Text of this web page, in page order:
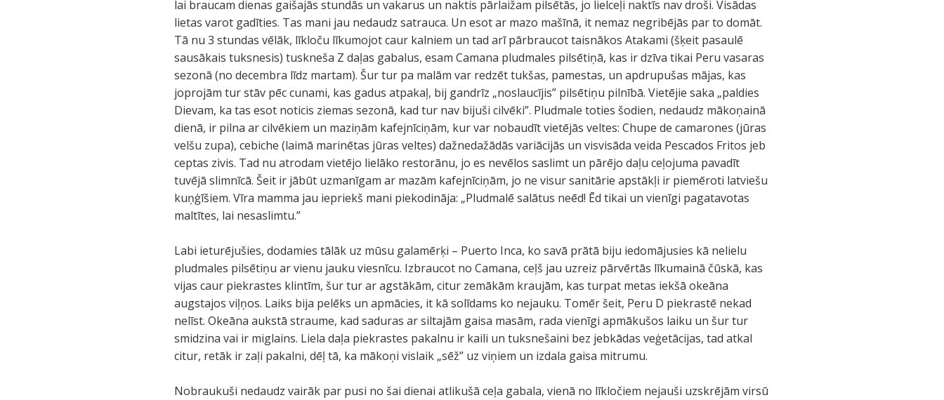
lai braucam dienas gaišajās stundās un vakarus un naktis pārlaižam pilsētās, jo lielceļi naktīs nav droši. Visādas
lietas varot gadīties. Tas mani jau nedaudz satrauca. Un esot ar mazo mašīnā, it nemaz negribējās par to domāt.
Tā nu 3 stundas vēlāk, līkloču līkumojot caur kalniem un tad arī pārbraucot taisnākos Atakami (šķeit pasaulē
sausākais tuksnesis) tuskneša Z daļas gabalus, esam Camana pludmales pilsētiņā, kas ir dzīva tikai Peru vasaras
sezonā (no decembra līdz martam). Šur tur pa malām var redzēt tukšas, pamestas, un apdrupušas mājas, kas
joprojām tur stāv pēc cunami, kas gadus atpakaļ, bij gandrīz „noslaucījis” pilsētiņu pilnībā. Vietējie saka „paldies
Dievam, ka tas esot noticis ziemas sezonā, kad tur nav bijuši cilvēki”. Pludmale toties šodien, nedaudz mākoņainā
dienā, ir pilna ar cilvēkiem un maziņām kafejnīciņām, kur var nobaudīt vietējās veltes: Chupe de camarones (jūras
velšu zupa), cebiche (laimā marinētas jūras veltes) dažnedažādās variācijās un visvisāda veida Pescados Fritos jeb
ceptas zivis. Tad nu atrodam vietējo lielāko restorānu, jo es nevēlos saslimt un pārējo daļu ceļojuma pavadīt
tuvējā slimnīcā. Šeit ir jābūt uzmanīgam ar mazām kafejnīciņām, jo ne visur sanitārie apstākļi ir piemēroti latviešu
kuņģīšiem. Vīra mamma jau iepriekš mani piekodināja: „Pludmalē salātus neēd! Ēd tikai un vienīgi pagatavotas
maltītes, lai nesaslimtu.”
Labi ieturējušies, dodamies tālāk uz mūsu galamērķi – Puerto Inca, ko savā prātā biju iedomājusies kā nelielu
pludmales pilsētiņu ar vienu jauku viesnīcu. Izbraucot no Camana, ceļš jau uzreiz pārvērtās līkumainā čūskā, kas
vijas caur piekrastes klintīm, šur tur ar agstākām, citur zemākām kraujām, kas turpat metas iekšā okeāna
augstajos viļņos. Laiks bija pelēks un apmācies, it kā solīdams ko nejauku. Tomēr šeit, Peru D piekrastē nekad
nelīst. Okeāna aukstā straume, kad saduras ar siltajām gaisa masām, rada vienīgi apmākušos laiku un šur tur
smidzina vai ir miglains. Liela daļa piekrastes pakalnu ir kaili un tuksnešaini bez jebkādas veģetācijas, tad atkal
citur, retāk ir zaļi pakalni, dēļ tā, ka mākoņi vislaik „sēž” uz viņiem un izdala gaisa mitrumu.
Nobraukuši nedaudz vairāk par pusi no šai dienai atlikušā ceļa gabala, vienā no līkločiem nejauši uzskrējām virsū